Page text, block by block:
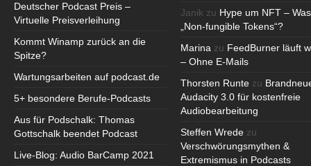
Deutscher Podcast Preis –
Virtuelle Preisverleihung
Kommt Winamp zurück an die
Spitze?
Wartungsarbeiten auf podcast.de
5+ besondere Berufe-Podcasts
Aus für Podschalk: Thomas
Gottschalk beendet Podcast
Live-Blog: Audio BarCamp 2021
Janik zu Hype um NFT –
„Non-fungible Tokens“?
Marina zu FeedBurner läuft
– Ohne E-Mails
Thorsten Runte zu
Audacity 3.0 für kostenfreie
Audiobearbeitung
Steffen Wrede zu
Verschwörungsmythen &
Extremismus in Podcasts